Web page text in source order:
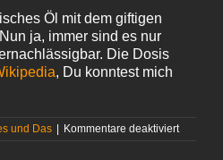
Öl mit dem giftigen
ja, immer sind es nur
Die Dosis
, Du konntest mich
und Das | Kommentare deaktiviertfür